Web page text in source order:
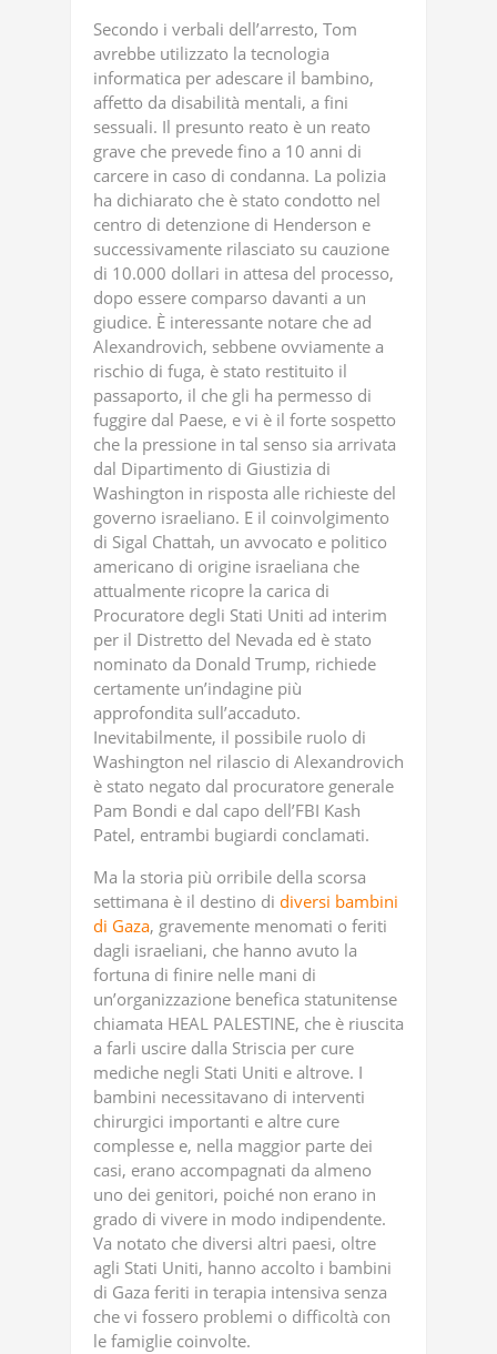
Secondo i verbali dell’arresto, Tom
avrebbe utilizzato la tecnologia
informatica per adescare il bambino,
affetto da disabilità mentali, a fini
sessuali. Il presunto reato è un reato
grave che prevede fino a 10 anni di
carcere in caso di condanna. La polizia
ha dichiarato che è stato condotto nel
centro di detenzione di Henderson e
successivamente rilasciato su cauzione
di 10.000 dollari in attesa del processo,
dopo essere comparso davanti a un
giudice. È interessante notare che ad
Alexandrovich, sebbene ovviamente a
rischio di fuga, è stato restituito il
passaporto, il che gli ha permesso di
fuggire dal Paese, e vi è il forte sospetto
che la pressione in tal senso sia arrivata
dal Dipartimento di Giustizia di
Washington in risposta alle richieste del
governo israeliano. E il coinvolgimento
di Sigal Chattah, un avvocato e politico
americano di origine israeliana che
attualmente ricopre la carica di
Procuratore degli Stati Uniti ad interim
per il Distretto del Nevada ed è stato
nominato da Donald Trump, richiede
certamente un’indagine più
approfondita sull’accaduto.
Inevitabilmente, il possibile ruolo di
Washington nel rilascio di Alexandrovich
è stato negato dal procuratore generale
Pam Bondi e dal capo dell’FBI Kash
Patel, entrambi bugiardi conclamati.
Ma la storia più orribile della scorsa
settimana è il destino di diversi bambini
di Gaza, gravemente menomati o feriti
dagli israeliani, che hanno avuto la
fortuna di finire nelle mani di
un’organizzazione benefica statunitense
chiamata HEAL PALESTINE, che è riuscita
a farli uscire dalla Striscia per cure
mediche negli Stati Uniti e altrove. I
bambini necessitavano di interventi
chirurgici importanti e altre cure
complesse e, nella maggior parte dei
casi, erano accompagnati da almeno
uno dei genitori, poiché non erano in
grado di vivere in modo indipendente.
Va notato che diversi altri paesi, oltre
agli Stati Uniti, hanno accolto i bambini
di Gaza feriti in terapia intensiva senza
che vi fossero problemi o difficoltà con
le famiglie coinvolte.